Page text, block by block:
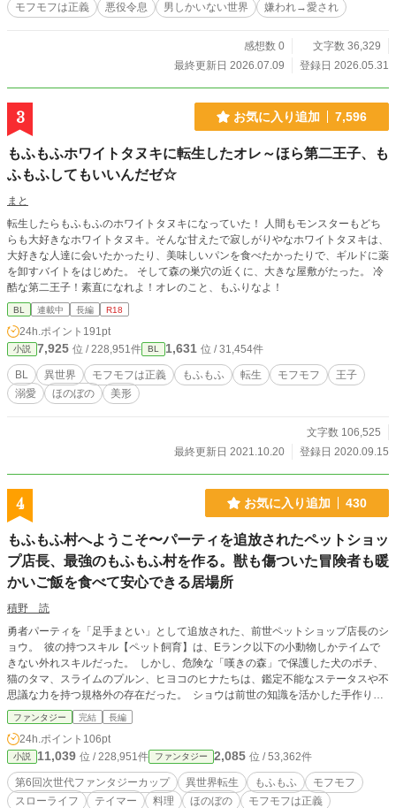
モフモフは正義
悪役令息 男しかいない世界 嫌われ→愛され
感想数 0
文字数 36,329
最終更新日 2026.07.09
登録日 2026.05.31
3 お気に入り追加 7,596
もふもふホワイトタヌキに転生したオレ～ほら第二王子、も
ふもふしてもいいんだゼ☆
まと
転生したらもふもふのホワイトタヌキになっていた！ 人間もモンスターもどち
らも大好きなホワイトタヌキ。そんな甘えたで寂しがりやなホワイトタヌキは、
大好きな人達に会いたかったり、美味しいパンを食べたかったりで、ギルドに薬
を卸すバイトをはじめた。 そして森の巣穴の近くに、大きな屋敷がたった。 冷
酷な第二王子！素直になれよ！オレのこと、もふりなよ！
BL 連載中 長編 R18
24h.ポイント 191pt
小説 7,925 位 / 228,951件 BL 1,631 位 / 31,454件
BL 異世界 モフモフは正義 もふもふ 転生 モフモフ
王子
溺愛
ほのぼの 美形
文字数 106,525
最終更新日 2021.10.20
登録日 2020.09.15
4 お気に入り追加 430
もふもふ村へようこそ〜パーティを追放されたペットショッ
プ店長、最強のもふもふ村を作る。獣も傷ついた冒険者も暖
かいご飯を食べて安心できる居場所
積野 読
勇者パーティを「足手まとい」として追放された、前世ペットショップ店長のシ
ョウ。 彼の持つスキル【ペット飼育】は、Eランク以下の小動物しかテイムで
きない外れスキルだった。 しかし、危険な「嘆きの森」で保護した犬のポチ、
猫のタマ、スライムのプルン、ヒヨコのヒナたちは、鑑定不能なステータスや不
思議な力を持つ規格外の存在だった。 ショウは前世の知識を活かした手作りご
飯を振る舞い、ペットたちと穏やかな生活を築いていく。 やがてその温かな居
場所には、モフモフ中毒のエルフの森番、教会から逃げてきた元聖女見習い、食
いしん坊な魔族の少女、剣が握れなくなった元Sランク冒険者など、ワケありな
人々が次々と集まってくる。 これは、ただ動物を愛するだけの男が、美味しい
ご飯とモフモフの力で傷ついた人々を癒やし、時には森の脅威すらも退けてしま
う、優しくて賑やかなスローライフの物語。
ファンタジー 完結 長編
24h.ポイント 106pt
小説 11,039 位 / 228,951件 ファンタジー 2,085 位 / 53,362件
第6回次世代ファンタジーカップ 異世界転生 もふもふ
モフモフ
スローライフ
テイマー 料理 ほのぼの モフモフは正義